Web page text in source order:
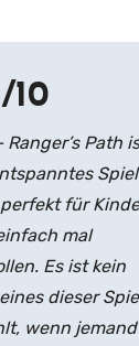
10
Path
für
mal
Es ist kein
dieser
wenn